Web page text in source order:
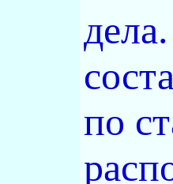
по